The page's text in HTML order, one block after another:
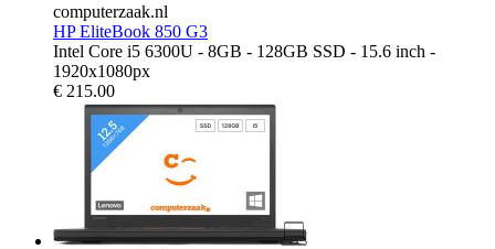
computerzaak.nl
HP EliteBook 850 G3
Intel Core i5 6300U - 8GB - 128GB SSD - 15.6 inch -
1920x1080px
€ 215.00